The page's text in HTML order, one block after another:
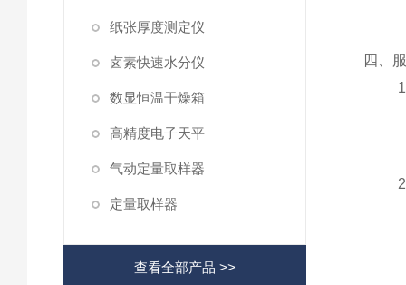
纸张厚度测定仪
卤素快速水分仪
数显恒温干燥箱
高精度电子天平
气动定量取样器
定量取样器
查看全部产品 >>
四、